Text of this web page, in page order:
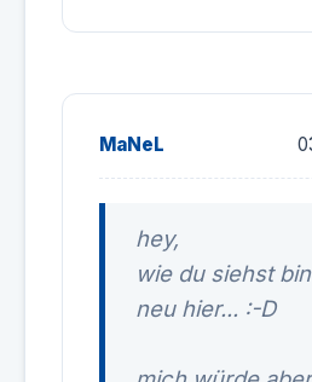
MaNeL
hey,
wie du siehst
neu hier... :-D